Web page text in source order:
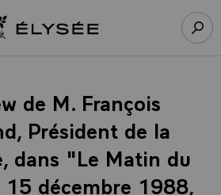
Retour à l’accueil Élysée
de M. François
Président de la
dans "Le Matin du
décembre 1988,